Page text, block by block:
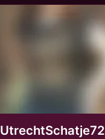
UtrechtSchatje72